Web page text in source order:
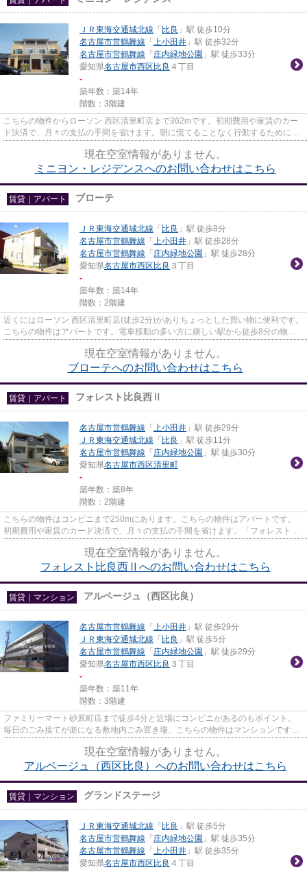
ＪＲ東海交通城北線 「 比良 」駅 徒歩10分
名古屋市営鶴舞線 「 上小田井 」駅 徒歩32分
名古屋市営鶴舞線 「 庄内緑地公園 」駅 徒歩33分
愛知県名古屋市西区 比良 ４丁目
-
築年数：築14年
階数：3階建
こちらの物件からローソン 西区清里町店まで362mです。初期費用や家賃のカー
ド決済で、月々の支払の手間を省けます。朝に慌てることなく行動するために駅
現在空室情報がありません。
ミニヨン・レジデンスへのお問い合わせはこちら
賃貸｜アパート ブローテ
ＪＲ東海交通城北線 「 比良 」駅 徒歩8分
名古屋市営鶴舞線 「 上小田井 」駅 徒歩28分
名古屋市営鶴舞線 「 庄内緑地公園 」駅 徒歩28分
愛知県名古屋市西区 比良 ３丁目
-
築年数：築14年
階数：2階建
近くにはローソン 西区清里町店(徒歩2分)がありちょっとした買い物に便利です。
こちらの物件はアパートです。電車移動の多い方に嬉しい駅から徒歩8分の物件
現在空室情報がありません。
ブローテへのお問い合わせはこちら
賃貸｜アパート フォレスト比良西Ⅱ
名古屋市営鶴舞線 「 上小田井 」駅 徒歩29分
ＪＲ東海交通城北線 「 比良 」駅 徒歩11分
名古屋市営鶴舞線 「 庄内緑地公園 」駅 徒歩30分
愛知県名古屋市西区清里町
-
築年数：築8年
階数：2階建
こちらの物件はコンビニまで250mにあります。こちらの物件はアパートです。
初期費用や家賃のカード決済で、月々の支払の手間を省けます。「フォレスト比
現在空室情報がありません。
フォレスト比良西Ⅱへのお問い合わせはこちら
賃貸｜マンション アルページュ（西区比良）
名古屋市営鶴舞線 「 上小田井 」駅 徒歩29分
ＪＲ東海交通城北線 「 比良 」駅 徒歩5分
名古屋市営鶴舞線 「 庄内緑地公園 」駅 徒歩29分
愛知県名古屋市西区 比良 ３丁目
-
築年数：築11年
階数：3階建
ファミリーマート砂原町店まで徒歩4分と近場にコンビニがあるのもポイント。
毎日のごみ捨てが楽になる敷地内ごみ置き場。こちらの物件はマンションです。
現在空室情報がありません。
アルページュ（西区比良）へのお問い合わせはこちら
賃貸｜マンション グランドステージ
ＪＲ東海交通城北線 「 比良 」駅 徒歩5分
名古屋市営鶴舞線 「 庄内緑地公園 」駅 徒歩35分
名古屋市営鶴舞線 「 上小田井 」駅 徒歩35分
愛知県名古屋市西区 比良 ４丁目